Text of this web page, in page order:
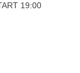
19:00